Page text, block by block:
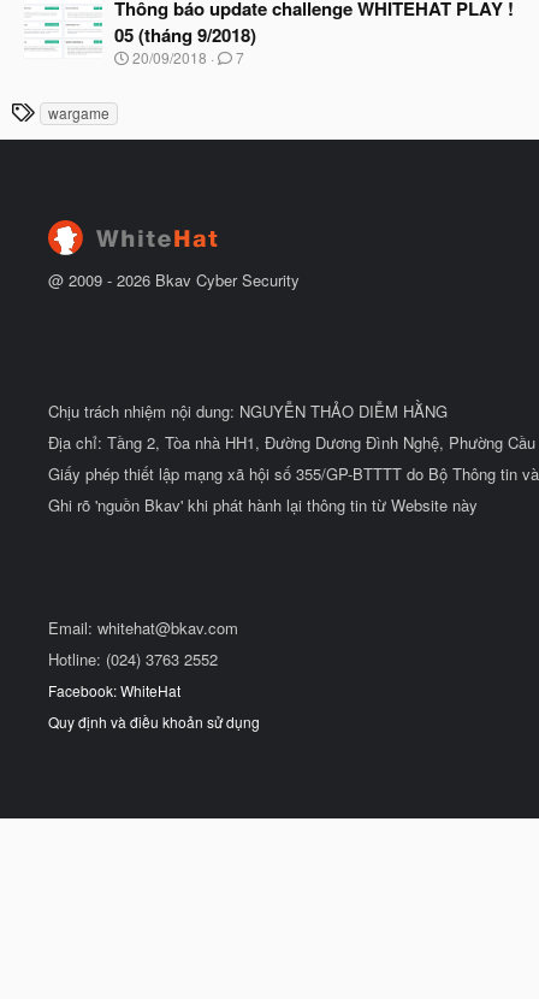
đ
ầ
u
b
ắ
u
Thông báo update challenge WHITEHAT PLAY !
05 (tháng 9/2018)
N
u
20/09/2018 7
T
h
wargame
@ 2009 - 2026 Bkav Cyber Security
Chịu trách nhiệm nội dung: NGUYỄN THẢO DIỄM HẰNG
Địa chỉ: Tầng 2, Tòa nhà HH1, Đường Dương Đình Nghệ, Phường
Giấy phép thiết lập mạng xã hội số 355/GP-BTTTT do Bộ Thông tin
Ghi rõ 'nguồn Bkav' khi phát hành lại thông tin từ Website này
Email: whitehat@bkav.com
Hotline: (024) 3763 2552
Facebook: WhiteHat
Quy định và điều khoản sử dụng